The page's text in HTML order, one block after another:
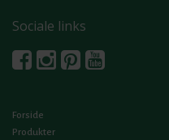
Sociale links
Forside
Produkter